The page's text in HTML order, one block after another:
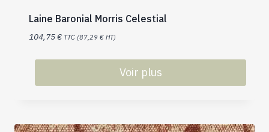
Laine Baronial Morris Celestial
104,75€ TTC (87,29 € HT)
Voir plus